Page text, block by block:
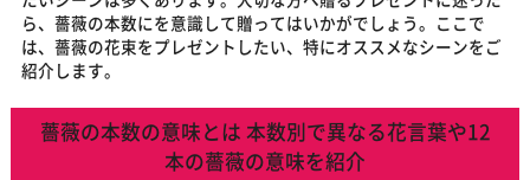
ら、薔薇の本数にを意識して贈ってはいかがでしょう。ここで
は、薔薇の花束をプレゼントしたい、特にオススメなシーンをご
紹介します。
薔薇の本数の意味とは 本数別で異なる花言葉や12
本の薔薇の意味を紹介